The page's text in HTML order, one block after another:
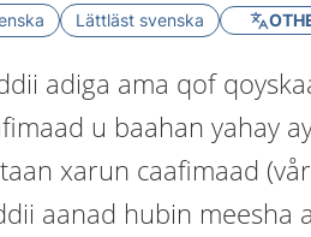
Lättläst svenska
adiga ama qof
u baahan yahay
xarun caafimaad
aanad hubin meesha